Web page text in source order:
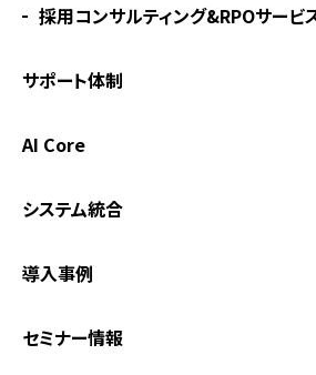
採用コンサルティング&RPOサービ
サポート体制
AI Core
システム統合
導入事例
セミナー情報